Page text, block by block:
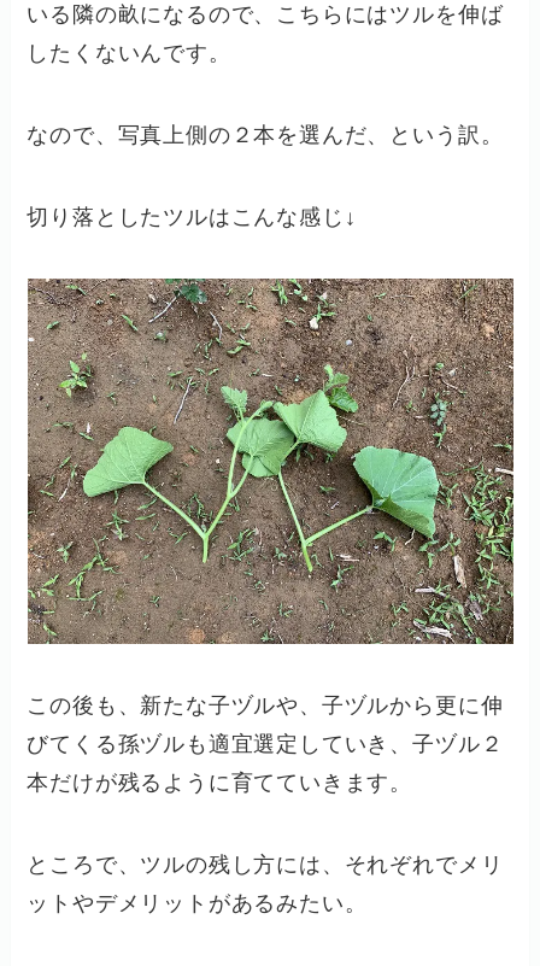
いる隣の畝になるので、こちらにはツルを伸ば
したくないんです。
なので、写真上側の２本を選んだ、という訳。
切り落としたツルはこんな感じ↓
この後も、新たな子ヅルや、子ヅルから更に伸
びてくる孫ヅルも適宜選定していき、子ヅル２
本だけが残るように育てていきます。
ところで、ツルの残し方には、それぞれでメリ
ットやデメリットがあるみたい。